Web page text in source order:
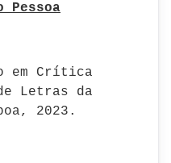
Pessoa
em Crítica
Letras da
2023.